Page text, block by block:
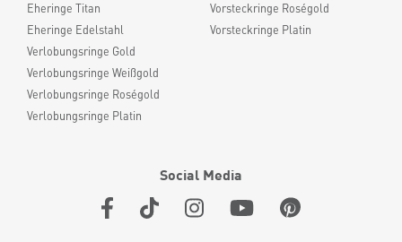
Eheringe Titan
Eheringe Edelstahl
Verlobungsringe Gold
Verlobungsringe Weißgold
Verlobungsringe Roségold
Verlobungsringe Platin
Vorsteckringe Roségold
Vorsteckringe Platin
Social Media